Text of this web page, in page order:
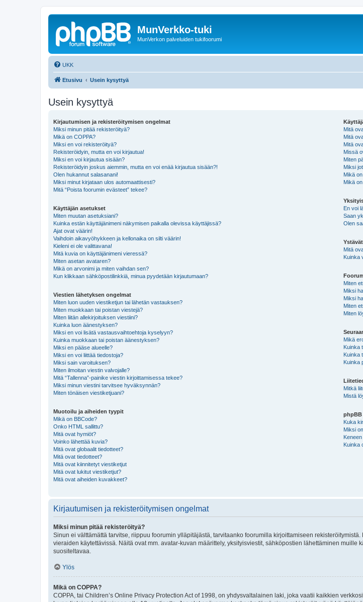
MunVerkko-tuki
MunVerkon palveluiden tukifoorumi
UKK
Etusivu Usein kysyttyä
Usein kysyttyä
Kirjautumisen ja rekisteröitymisen ongelmat
Miksi minun pitää rekisteröityä?
Mikä on COPPA?
Miksi en voi rekisteröityä?
Rekisteröidyin, mutta en voi kirjautua!
Miksi en voi kirjautua sisään?
Rekisteröidyin joskus aiemmin, mutta en voi enää kirjautua sisään?!
Olen hukannut salasanani!
Miksi minut kirjataan ulos automaattisesti?
Mitä “Poista foorumin evästeet” tekee?
Käyttäjän asetukset
Miten muutan asetuksiani?
Kuinka estän käyttäjänimeni näkymisen paikalla olevissa käyttäjissä?
Ajat ovat väärin!
Vaihdoin aikavyöhykkeen ja kellonaika on silti väärin!
Kieleni ei ole valittavana!
Mitä kuvia on käyttäjänimeni vieressä?
Miten asetan avataren?
Mikä on arvonimi ja miten vaihdan sen?
Kun klikkaan sähköpostilinkkiä, minua pyydetään kirjautumaan?
Viestien lähetyksen ongelmat
Miten luon uuden viestiketjun tai lähetän vastauksen?
Miten muokkaan tai poistan viestejä?
Miten liitän allekirjoituksen viestiini?
Kuinka luon äänestyksen?
Miksi en voi lisätä vastausvaihtoehtoja kyselyyn?
Kuinka muokkaan tai poistan äänestyksen?
Miksi en pääse alueelle?
Miksi en voi liittää tiedostoja?
Miksi sain varoituksen?
Miten ilmoitan viestin valvojalle?
Mitä “Tallenna”-painike viestin kirjoittamisessa tekee?
Miksi minun viestini tarvitsee hyväksynnän?
Miten tönäisen viestiketjuani?
Muotoilu ja aiheiden tyypit
Mikä on BBCode?
Onko HTML sallittu?
Mitä ovat hymiöt?
Voinko lähettää kuvia?
Mitä ovat globaalit tiedotteet?
Mitä ovat tiedotteet?
Mitä ovat kiinnitetyt viestiketjut
Mitä ovat lukitut viestiketjut?
Mitä ovat aiheiden kuvakkeet?
Mitä
Mitä
Mitä
Missä
Miten
Miksi
Mikä
Mikä
En voi
Saan
Olen
Mitä
Kuinka
Miten
Miksi
Miksi
Miten
Miten
Mikä
Kuinka
Kuinka
Kuinka
Mitkä
Mistä
phpBB
Kuka
Miksi
Kuinka
Kirjautumisen ja rekisteröitymisen ongelmat
Miksi minun pitää rekisteröityä?
Sinun ei välttämättä tarvitse, riippuu foorumin ylläpitäjästä, tarvitaanko foorumilla kirjoittamiseen
vieraiden käytettävissä. Näitä ovat mm. avatar-kuvan määrittely, yksityisviestit, sähköpostien lähettäminen
suositeltavaa.
Ylös
Mikä on COPPA?
COPPA, tai Children’s Online Privacy Protection Act of 1998, on yhdysvaltalainen laki, joka vaatii kaikkien